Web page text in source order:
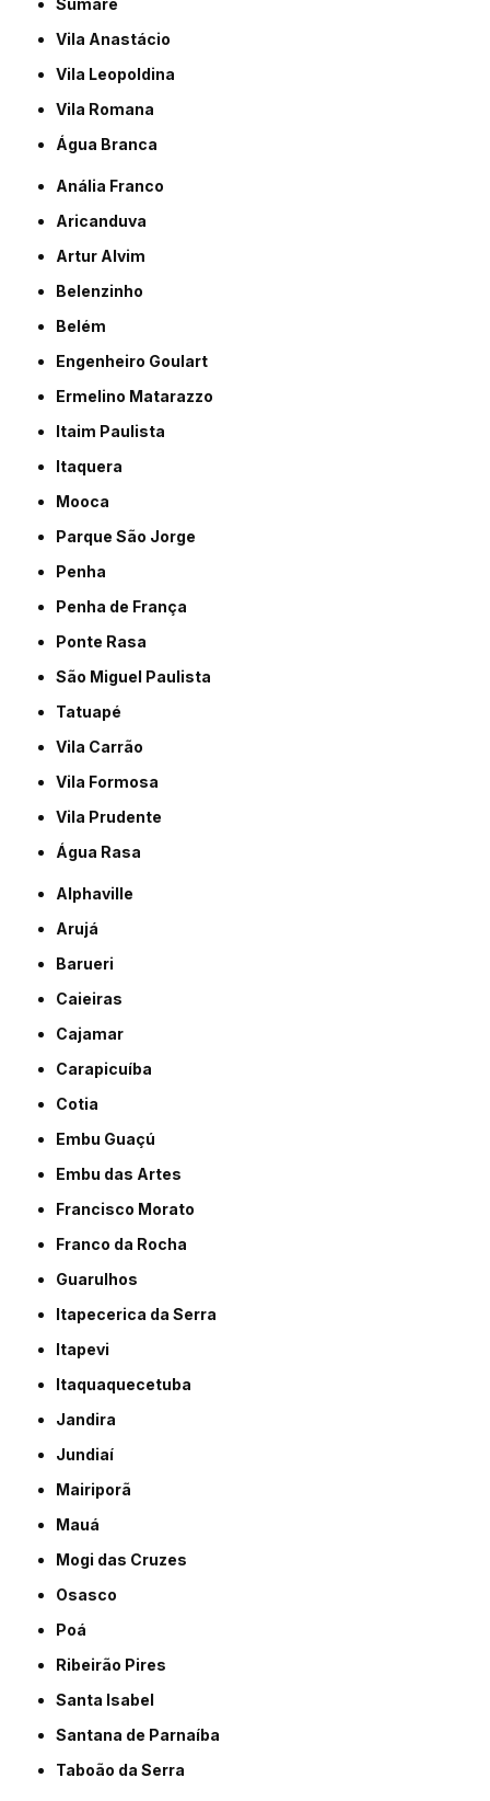
Sumaré
Vila Anastácio
Vila Leopoldina
Vila Romana
Água Branca
Anália Franco
Aricanduva
Artur Alvim
Belenzinho
Belém
Engenheiro Goulart
Ermelino Matarazzo
Itaim Paulista
Itaquera
Mooca
Parque São Jorge
Penha
Penha de França
Ponte Rasa
São Miguel Paulista
Tatuapé
Vila Carrão
Vila Formosa
Vila Prudente
Água Rasa
Alphaville
Arujá
Barueri
Caieiras
Cajamar
Carapicuíba
Cotia
Embu Guaçú
Embu das Artes
Francisco Morato
Franco da Rocha
Guarulhos
Itapecerica da Serra
Itapevi
Itaquaquecetuba
Jandira
Jundiaí
Mairiporã
Mauá
Mogi das Cruzes
Osasco
Poá
Ribeirão Pires
Santa Isabel
Santana de Parnaíba
Taboão da Serra